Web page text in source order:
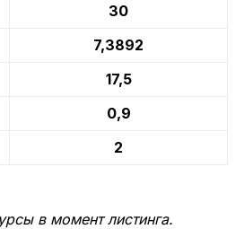
30
7,3892
17,5
0,9
2
в момент листинга.